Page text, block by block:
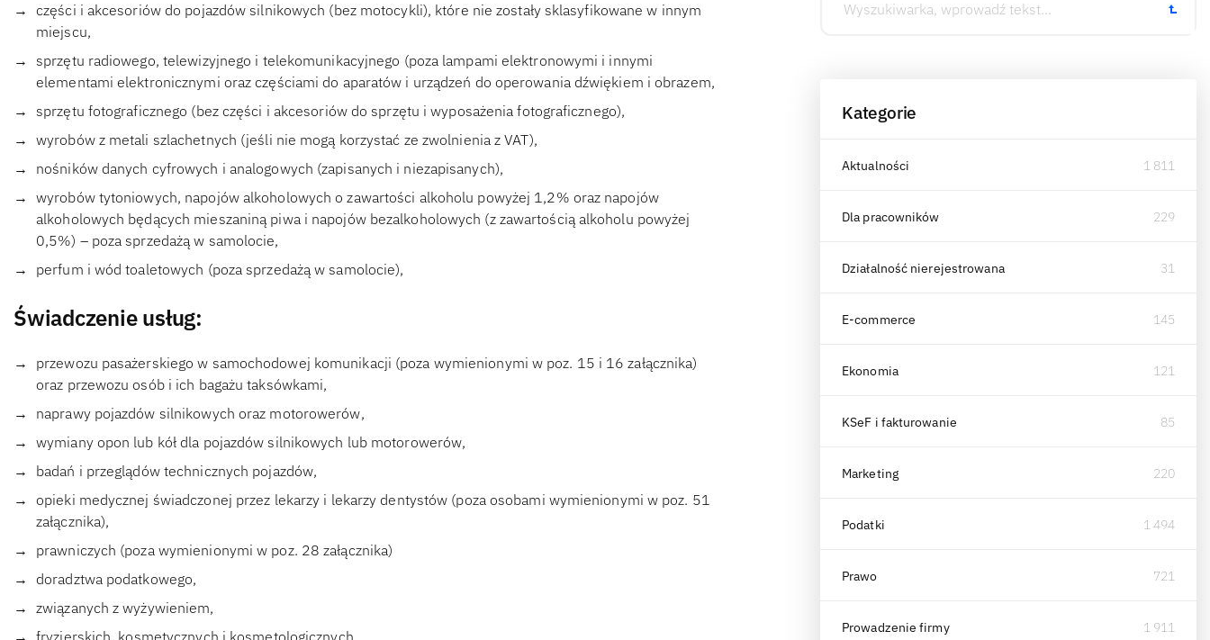
części i akcesoriów do pojazdów silnikowych (bez motocykli), które nie zostały sklasyfikowane w innym
miejscu,
sprzętu radiowego, telewizyjnego i telekomunikacyjnego (poza lampami elektronowymi i innymi
elementami elektronicznymi oraz częściami do aparatów i urządzeń do operowania dźwiękiem i obrazem,
sprzętu fotograficznego (bez części i akcesoriów do sprzętu i wyposażenia fotograficznego),
wyrobów z metali szlachetnych (jeśli nie mogą korzystać ze zwolnienia z VAT),
nośników danych cyfrowych i analogowych (zapisanych i niezapisanych),
wyrobów tytoniowych, napojów alkoholowych o zawartości alkoholu powyżej 1,2% oraz napojów
alkoholowych będących mieszaniną piwa i napojów bezalkoholowych (z zawartością alkoholu powyżej
0,5%) – poza sprzedażą w samolocie,
perfum i wód toaletowych (poza sprzedażą w samolocie),
Świadczenie usług:
przewozu pasażerskiego w samochodowej komunikacji (poza wymienionymi w poz. 15 i 16 załącznika)
oraz przewozu osób i ich bagażu taksówkami,
naprawy pojazdów silnikowych oraz motorowerów,
wymiany opon lub kół dla pojazdów silnikowych lub motorowerów,
badań i przeglądów technicznych pojazdów,
opieki medycznej świadczonej przez lekarzy i lekarzy dentystów (poza osobami wymienionymi w poz. 51
załącznika),
prawniczych (poza wymienionymi w poz. 28 załącznika)
doradztwa podatkowego,
związanych z wyżywieniem,
Kategorie
Aktualności 1 811
Dla pracowników 229
Działalność nierejestrowana 31
E-commerce 145
Ekonomia 121
KSeF i fakturowanie 85
Marketing 220
Podatki 1 494
Prawo 721
Prowadzenie firmy 1 911